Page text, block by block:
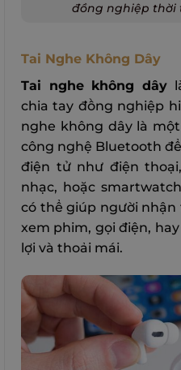
đồng nghiệp thời
Tai Nghe Không Dây
Tai nghe không dây
chia tay đồng nghiệp
nghe không dây là
công nghệ Bluetooth
điện tử như điện
nhạc, hoặc
có thể giúp người
xem phim, gọi điện,
lợi và thoải mái.